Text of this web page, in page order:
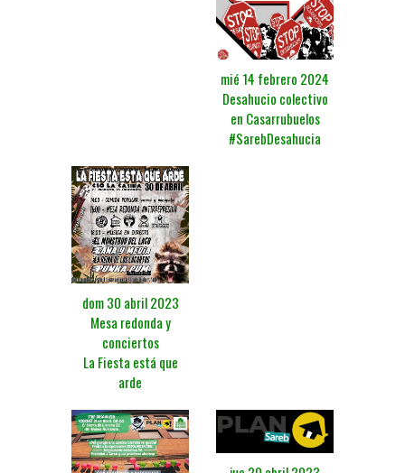
mié 14 febrero 2024
Desahucio colectivo
en Casarrubuelos
#SarebDesahucia
dom 30 abril 2023
Mesa redonda y
conciertos
La Fiesta está que
arde